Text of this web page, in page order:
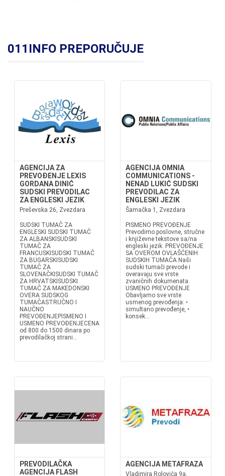
011INFO PREPORUČUJE
AGENCIJA ZA
PREVOĐENJE LEXIS
GORDANA DINIĆ
SUDSKI PREVODILAC
ZA ENGLESKI JEZIK
Preševska 26, Zvezdara
SUDSKI TUMAČ ZA
ENGLESKI SUDSKI TUMAČ
ZA ALBANSKISUDSKI
TUMAČ ZA
FRANCUSKISUDSKI TUMAČ
ZA BUGARSKISUDSKI
TUMAČ ZA
SLOVENAČKISUDSKI TUMAČ
ZA HRVATSKISUDSKI
TUMAČ ZA MAKEDONSKI
OVERA SUDSKOG
TUMAČASTRUČNO I
NAUČNO
PREVOĐENJEPISMENO I
USMENO PREVOĐENJECENA
od 800 do 1500 dinara po
prevodilačkoj strani...
AGENCIJA OMNIA
COMMUNICATIONS -
NENAD LUKIĆ SUDSKI
PREVODILAC ZA
ENGLESKI JEZIK
Šamačka 1, Zvezdara
PISMENO PREVOÐENJE
Prevodimo poslovne, stručne
i književne tekstove sa/na
engleski jezik. PREVOÐENJE
SA OVEROM OVLAŠĆENIH
SUDSKIH TUMAČA Naši
sudski tumači prevode i
overavaju sve vrste
zvaničnih dokumenata.
USMENO PREVOÐENJE
Obavljamo sve vrste
usmenog prevođenja: •
simultano prevođenje, •
konsek...
PREVODILAČKA
AGENCIJA FLASH
AGENCIJA METAFRAZA
Vladimira Rolovića 9a,